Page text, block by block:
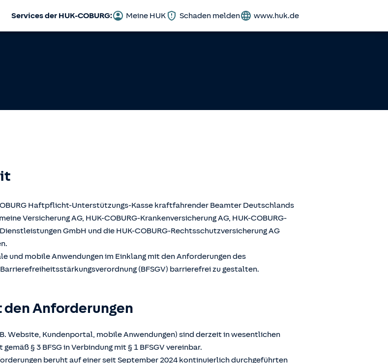
Services der HUK-COBURG: Meine HUK Schaden melden www.huk.de
Haftpflicht-Unterstützungs-Kasse kraftfahrender Beamter Deutschlands
Versicherung AG, HUK-COBURG-Krankenversicherung AG, HUK-COBURG-
GmbH und die HUK-COBURG-Rechtsschutzversicherung AG
und mobile Anwendungen im Einklang mit den Anforderungen des
(BFSGV) barrierefrei zu gestalten.
Anforderungen
Website, Kundenportal, mobile Anwendungen) sind derzeit in wesentlichen
§ 3 BFSG in Verbindung mit § 1 BFSGV vereinbar.
beruht auf einer seit September 2024 kontinuierlich durchgeführten